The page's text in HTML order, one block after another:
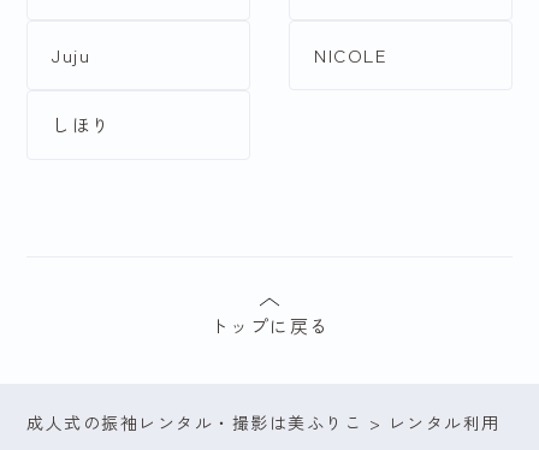
テイストで探す
ガーリー
Juju NICOLE
しほり
トップに戻る
成人式の振袖レンタル・撮影は美ふりこ > レンタル利用